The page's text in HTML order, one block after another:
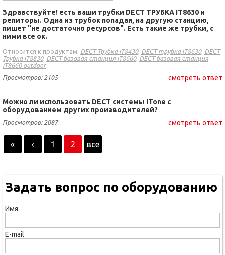
Здравствуйте! есть ваши трубки DECT ТРУБКА IT8630 и
репиторы. Одна из трубок попадая, на другую станцию,
пишет "не достаточно ресурсов". Есть такие же трубки, с
ними все ок.
Относится к продуктам: DECT Трубка iT8430, DECT трубка iT8630, DECT
Трубка iT8830, DECT базовая станция iT8660, DECT базовая станция
iT8660 outdoor
Просмотров: 2105
смотреть ответ
Можно ли использовать DECT системы iTone с
оборудованием других производителей?
Просмотров: 2087 смотреть ответ
« ‹ 1 2 все
Задать вопрос по оборудованию
Имя
E-mail